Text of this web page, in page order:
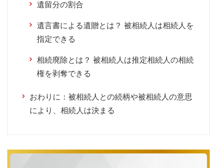
遺留分の割合
遺言書による遺贈とは？ 被相続人は相続人を
指定できる
相続廃除とは？ 被相続人は推定相続人の相続
権を剥奪できる
おわりに：被相続人との続柄や被相続人の意思
により、相続人は決まる